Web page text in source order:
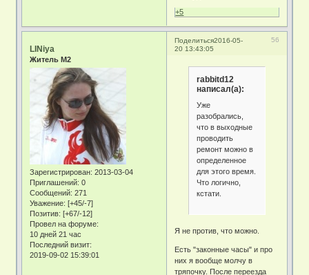
+5
Поделиться 56
2016-05-
20 13:43:05
LINiya
Житель М2
Зарегистрирован: 2013-03-04
Приглашений: 0
Сообщений: 271
Уважение: [+45/-7]
Позитив: [+67/-12]
Провел на форуме:
10 дней 21 час
Последний визит:
2019-09-02 15:39:01
rabbitd12
написал(а):
Уже
разобрались,
что в выходные
проводить
ремонт можно в
определенное
для этого время.
Что логично,
кстати.
Я не против, что можно.
Есть "законные часы" и про
них я вообще молчу в
тряпочку. После переезда